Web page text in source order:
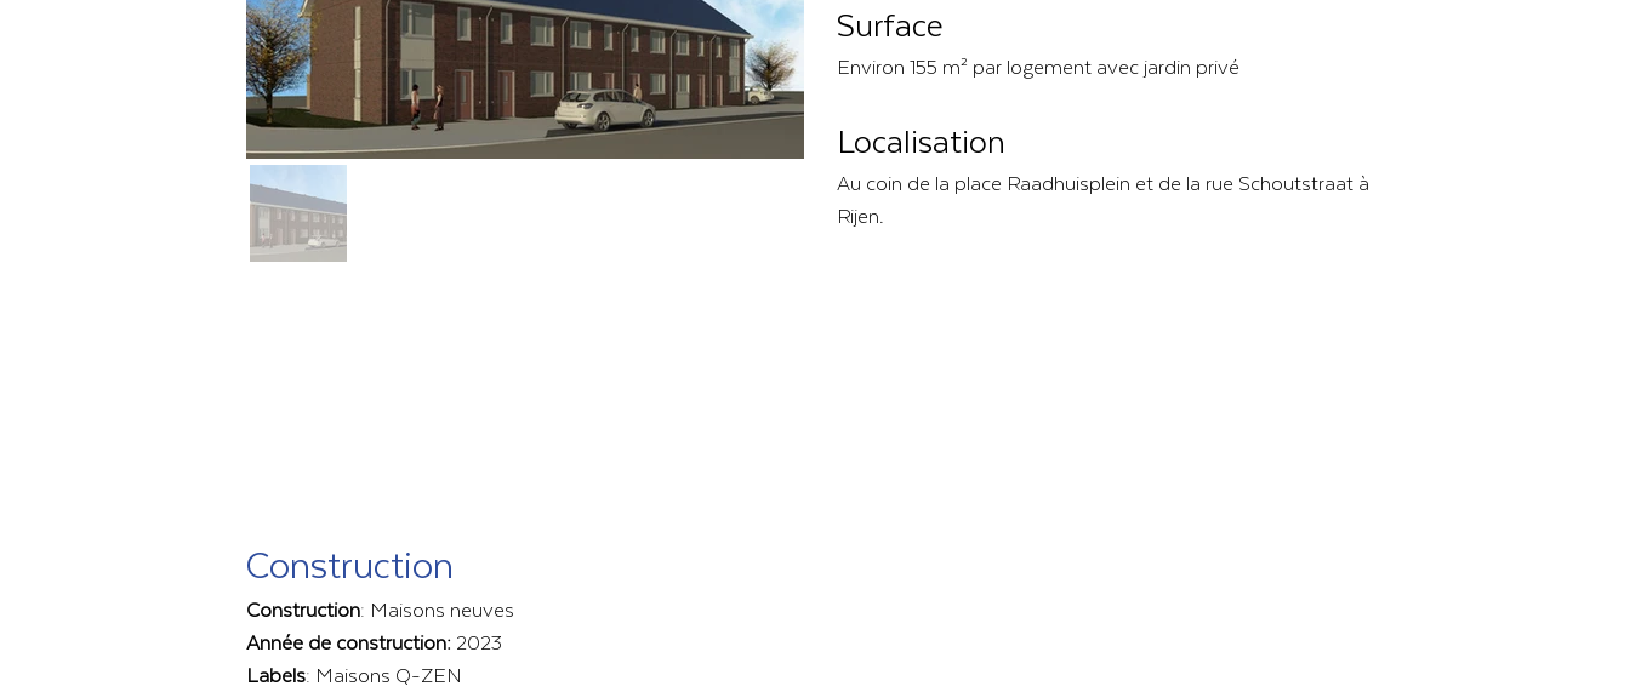
Surface
Environ 155 m² par logement avec jardin privé
Localisation
Au coin de la place Raadhuisplein et de la rue Schoutstraat à
Rijen.
Construction
Construction: Maisons neuves
Année de construction: 2023
Labels: Maisons Q-ZEN